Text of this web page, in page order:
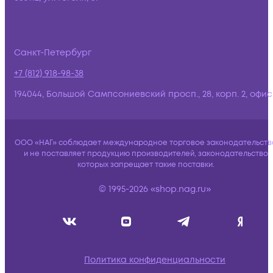
Санкт-Петербург
+7 (812) 918-98-38
194044, Большой Сампсониевский просп., 28, корп. 2,
ООО «НАГ» соблюдает международное торговое
и не поставляет продукцию производителей, законодательство
которых запрещает такие поставки.
© 1995-2026 «shop.nag.ru»
Политика конфиденциальности